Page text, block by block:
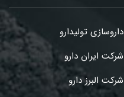
داروسازی تولیدارو
شرکت ایران دارو
شرکت البرز دارو